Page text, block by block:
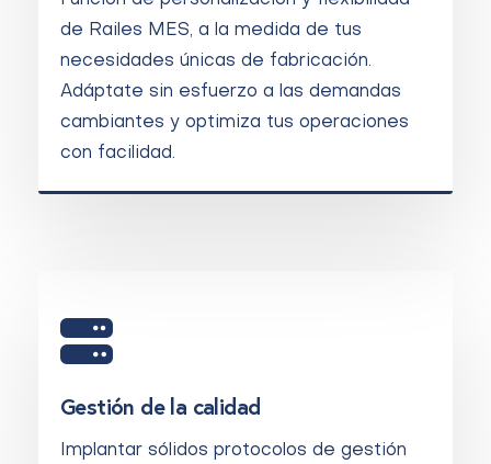
de Railes MES, a la medida de tus
necesidades únicas de fabricación.
Adáptate sin esfuerzo a las demandas
cambiantes y optimiza tus operaciones
con facilidad.
Gestión de la calidad
Implantar sólidos protocolos de gestión